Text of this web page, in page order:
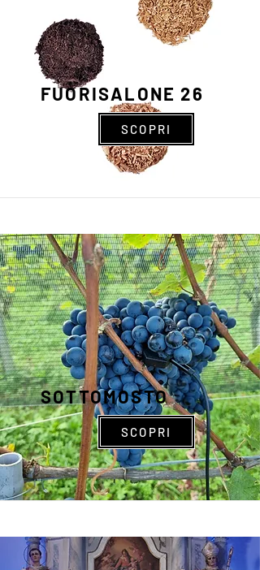
FUORISALONE 26
SCOPRI
SOTTOMOSTO
SCOPRI